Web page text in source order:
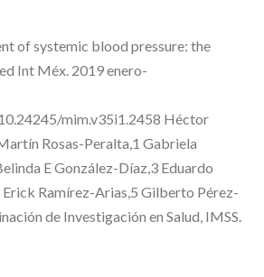
of systemic blood pressure: the
Int Méx. 2019 enero-
mim.v35i1.2458 Héctor
Rosas-Peralta,1 Gabriela
E González-Díaz,3 Eduardo
Ramírez-Arias,5 Gilberto Pérez-
de Investigación en Salud, IMSS.